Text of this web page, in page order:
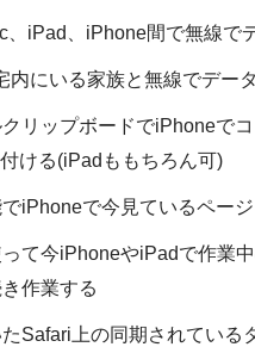
、iPad、iPhone間で無線で
内にいる家族と無線でデー
リップボードでiPhoneで
ける(iPadももちろん可)
iPhoneで今見ているペー
て今iPhoneやiPadで作業
作業する
Safari上の同期されている